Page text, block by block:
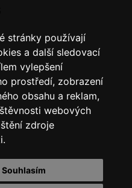
stránky používají
a další sledovací
vylepšení
prostředí, zobrazení
obsahu a reklam,
webových
zdroje
Souhlasím